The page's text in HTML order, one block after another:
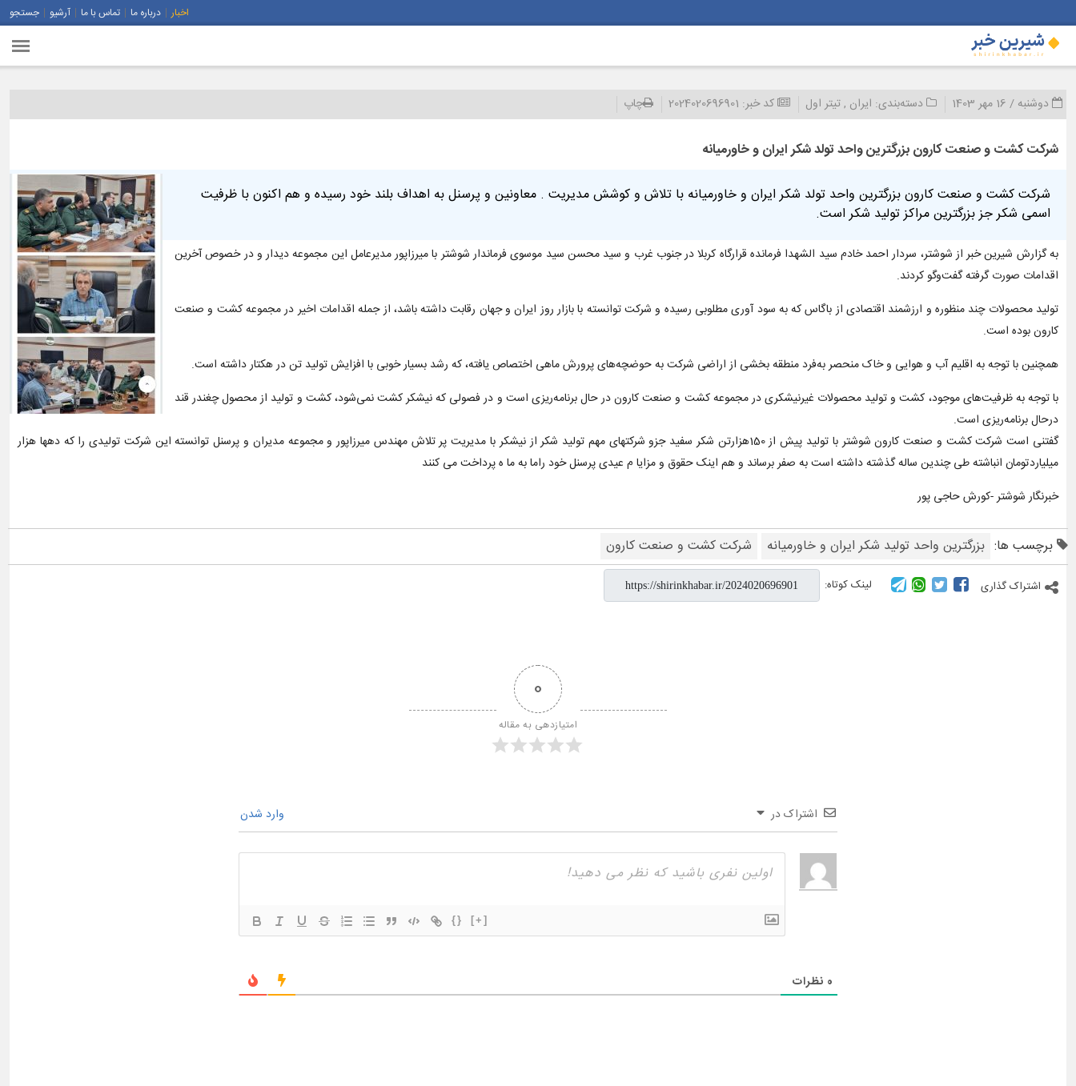
اخبار درباره ما تماس با ما آرشیو جستجو
دوشنبه / 16 مهر 1403 دسته‌بندی: ایران ,تیتر اول کد خبر: 2024020696901 چاپ
شرکت کشت و صنعت کارون بزرگترین واحد تولد شکر ایران و خاورمیانه
شرکت کشت و صنعت کارون بزرگترین واحد تولد شکر ایران و خاورمیانه با تلاش و کوشش مدیریت . معاونین و پرسنل به اهداف بلند خود رسیده و هم اکنون با ظرفیت
اسمی شکر جز بزرگترین مراکز تولید شکر است.
به گزارش شیرین خبر از شوشتر، سردار احمد خادم سید الشهدا فرمانده قرارگاه کربلا در جنوب غرب و سید محسن سید موسوی فرماندار شوشتر با میرزاپور مدیرعامل این مجموعه دیدار و در خصوص آخرین
اقدامات صورت گرفته گفت‌وگو کردند.
تولید محصولات چند منظوره و ارزشمند اقتصادی از باگاس که به سود آوری مطلوبی رسیده و شرکت توانسته با بازار روز ایران و جهان رقابت داشته باشد، از جمله اقدامات اخیر در مجموعه کشت و صنعت
کارون بوده است.
همچنین با توجه به اقلیم آب و هوایی و خاک منحصر به‌فرد منطقه بخشی از اراضی شرکت به حوضچه‌های پرورش ماهی اختصاص یافته، که رشد بسیار خوبی با افزایش تولید تن در هکتار داشته است.
با توجه به ظرفیت‌های موجود، کشت و تولید محصولات غیرنیشکری در مجموعه کشت و صنعت کارون در حال برنامه‌ریزی است و در فصولی که نیشکر کشت نمی‌شود، کشت و تولید از محصول چغندر قند
درحال برنامه‌ریزی است.
گفتنی است شرکت کشت و صنعت کارون شوشتر با تولید پیش از 150هزارتن شکر سفید جزو شرکتهای مهم تولید شکر از نیشکر با مدیریت پر تلاش مهندس میرزاپور و مجموعه مدیران و پرسنل توانسته این شرکت تولیدی را که دهها هزار
میلیاردتومان انباشته طی چندین ساله گذشته داشته است به صفر برساند و هم اینک حقوق و مزایا م عیدی پرسنل خود راما به ما ه پرداخت می کنند
خبرنگار شوشتر -کورش حاجی پور
برچسب ها: بزرگترین واحد تولید شکر ایران و خاورمیانه شرکت کشت و صنعت کارون
اشتراک گذاری لینک کوتاه:
0
امتیازدهی به مقاله
اشتراک در وارد شدن
{} [+]
0 نظرات